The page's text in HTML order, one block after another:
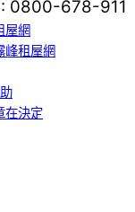
: 0800-678-911
屋網
峰租屋網
在決定